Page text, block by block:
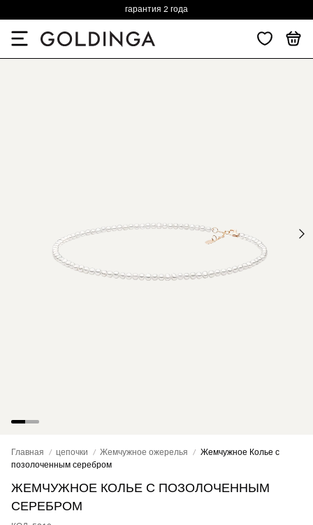
гарантия 2 года
Главная цепочки Жемчужное ожерелья
Жемчужное Колье с
позолоченным серебром
ЖЕМЧУЖНОЕ КОЛЬЕ С ПОЗОЛОЧЕННЫМ
СЕРЕБРОМ